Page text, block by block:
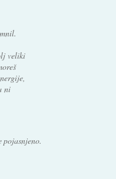
veliki
ni
pojasnjeno.